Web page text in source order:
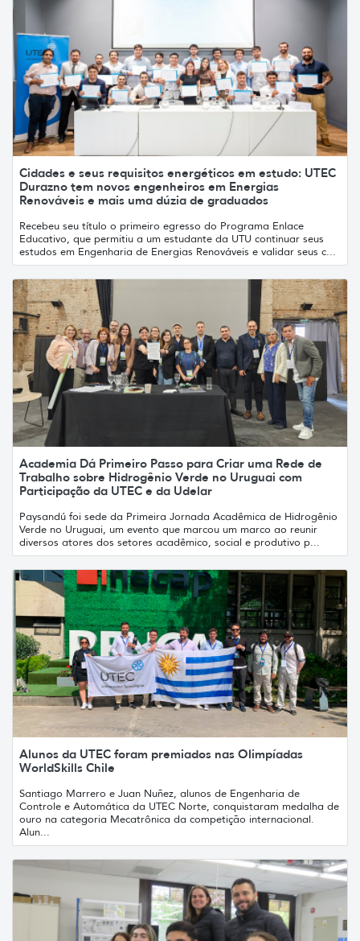
Cidades e seus requisitos energéticos em estudo: UTEC
Durazno tem novos engenheiros em Energias
Renováveis e mais uma dúzia de graduados
Recebeu seu título o primeiro egresso do Programa Enlace
Educativo, que permitiu a um estudante da UTU continuar seus
estudos em Engenharia de Energias Renováveis e validar seus c...
Academia Dá Primeiro Passo para Criar uma Rede de
Trabalho sobre Hidrogênio Verde no Uruguai com
Participação da UTEC e da Udelar
Paysandú foi sede da Primeira Jornada Acadêmica de Hidrogênio
Verde no Uruguai, um evento que marcou um marco ao reunir
diversos atores dos setores acadêmico, social e produtivo p...
Alunos da UTEC foram premiados nas Olimpíadas
WorldSkills Chile
Santiago Marrero e Juan Nuñez, alunos de Engenharia de
Controle e Automática da UTEC Norte, conquistaram medalha de
ouro na categoria Mecatrônica da competição internacional.
Alun...